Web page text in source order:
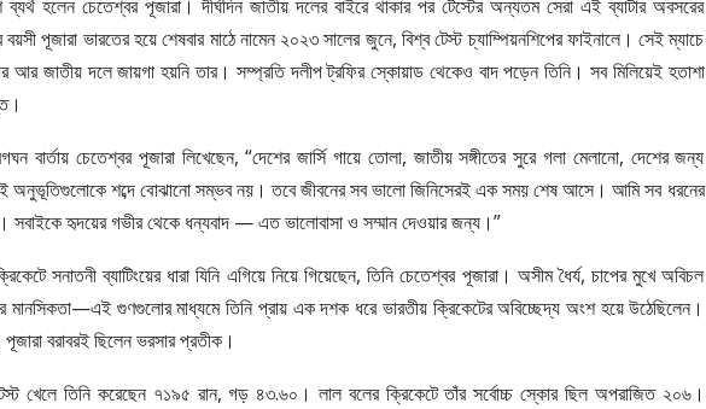
ব্যর্থ হলেন চেতেশ্বর পূজারা। দীর্ঘদিন জাতীয় দলের বাইরে থাকার পর টেস্টের অন্যতম সেরা এই ব্যাটার অবসরের
পূজারা ভারতের হয়ে শেষবার মাঠে নামেন ২০২৩ সালের জুনে, বিশ্ব টেস্ট চ্যাম্পিয়নশিপের ফাইনালে। সেই ম্যাচে
আর জাতীয় দলে জায়গা হয়নি তার। সম্প্রতি দলীপ ট্রফির স্কোয়াড থেকেও বাদ পড়েন তিনি। সব মিলিয়েই হতাশা
বার্তায় চেতেশ্বর পূজারা লিখেছেন, “দেশের জার্সি গায়ে তোলা, জাতীয় সঙ্গীতের সুরে গলা মেলানো, দেশের জন্য
অনুভূতিগুলোকে শব্দে বোঝানো সম্ভব নয়। তবে জীবনের সব ভালো জিনিসেরই এক সময় শেষ আসে। আমি সব ধরনের
সবাইকে হৃদয়ের গভীর থেকে ধন্যবাদ — এত ভালোবাসা ও সম্মান দেওয়ার জন্য।”
সনাতনী ব্যাটিংয়ের ধারা যিনি এগিয়ে নিয়ে গিয়েছেন, তিনি চেতেশ্বর পূজারা। অসীম ধৈর্য, চাপের মুখে অবিচল
মানসিকতা—এই গুণগুলোর মাধ্যমে তিনি প্রায় এক দশক ধরে ভারতীয় ক্রিকেটের অবিচ্ছেদ্য অংশ হয়ে উঠেছিলেন।
পূজারা বরাবরই ছিলেন ভরসার প্রতীক।
খেলে তিনি করেছেন ৭১৯৫ রান, গড় ৪৩.৬০। লাল বলের ক্রিকেটে তাঁর সর্বোচ্চ স্কোর ছিল অপরাজিত ২০৬।